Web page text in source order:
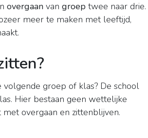
overgaan van groep twee naar drie.
meer te maken met leeftijd,
volgende groep of klas? De school
Hier bestaan geen wettelijke
overgaan en zittenblijven.